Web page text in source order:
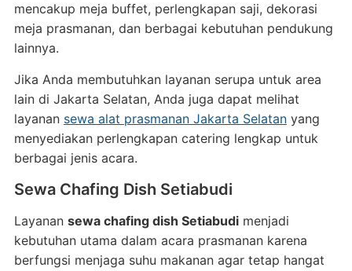
mencakup meja buffet, perlengkapan saji, dekorasi
meja prasmanan, dan berbagai kebutuhan pendukung
lainnya.
Jika Anda membutuhkan layanan serupa untuk area
lain di Jakarta Selatan, Anda juga dapat melihat
layanan sewa alat prasmanan Jakarta Selatanyang
menyediakan perlengkapan catering lengkap untuk
berbagai jenis acara.
Sewa Chafing Dish Setiabudi
Layanan sewa chafing dish Setiabudimenjadi
kebutuhan utama dalam acara prasmanan karena
berfungsi menjaga suhu makanan agar tetap hangat